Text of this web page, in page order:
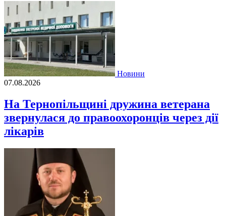
Новини
07.08.2026
На Тернопільщині дружина ветерана
звернулася до правоохоронців через дії
лікарів